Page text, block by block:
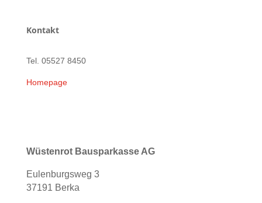
Kontakt
Tel. 05527 8450
Homepage
Wüstenrot Bausparkasse AG
Eulenburgsweg 3
37191 Berka